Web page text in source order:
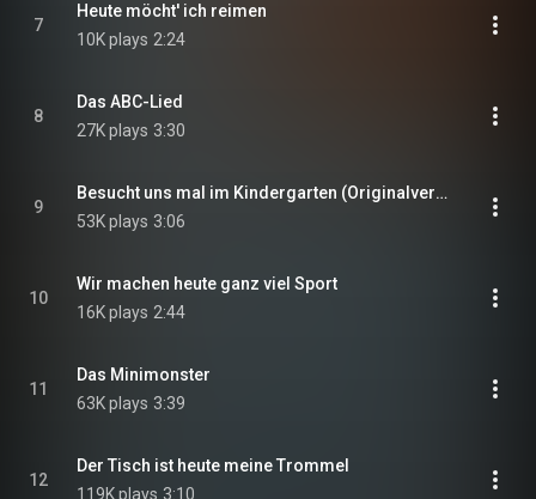
7
Heute möcht' ich reimen
10K plays 2:24
8
Das ABC-Lied
27K plays 3:30
9
Besucht uns mal im Kindergarten (Originalversion)
53K plays 3:06
10
Wir machen heute ganz viel Sport
16K plays 2:44
11
Das Minimonster
63K plays 3:39
12
Der Tisch ist heute meine Trommel
119K plays 3:10